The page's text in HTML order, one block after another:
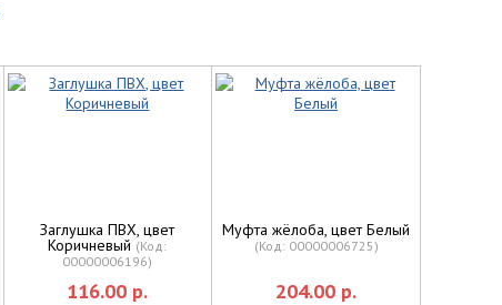
Заглушка ПВХ, цвет
Коричневый (Код:
00000006196)
116.00 р.
Муфта жёлоба, цвет Белый
(Код: 00000006725)
204.00 р.